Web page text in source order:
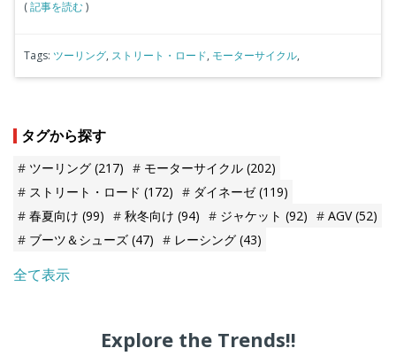
(記事を読む)
Tags: ツーリング, ストリート・ロード, モーターサイクル,
タグから探す
ツーリング (217) モーターサイクル (202)
ストリート・ロード (172) ダイネーゼ(119)
春夏向け (99) 秋冬向け (94) ジャケット (92) AGV(52)
ブーツ＆シューズ (47) レーシング (43)
全て表示
Explore the Trends!!